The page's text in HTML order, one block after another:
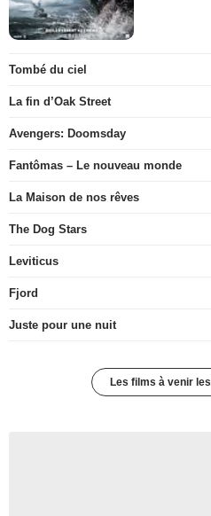
Tombé du ciel
La fin d’Oak Street
Avengers: Doomsday
Fantômas – Le nouveau monde
La Maison de nos rêves
The Dog Stars
Leviticus
Fjord
Juste pour une nuit
Les films à venir